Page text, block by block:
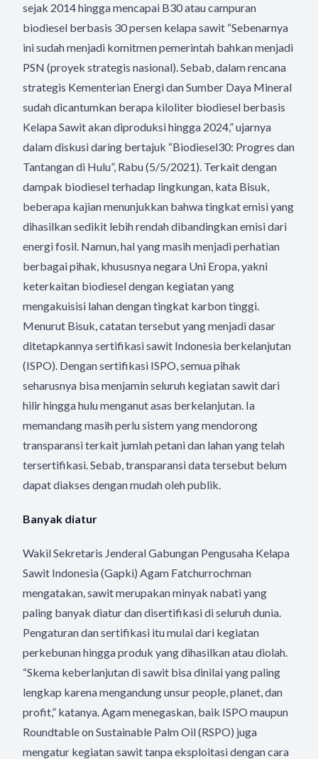
sejak 2014 hingga mencapai B30 atau campuran
biodiesel berbasis 30 persen kelapa sawit “Sebenarnya
ini sudah menjadi komitmen pemerintah bahkan menjadi
PSN (proyek strategis nasional). Sebab, dalam rencana
strategis Kementerian Energi dan Sumber Daya Mineral
sudah dicantumkan berapa kiloliter biodiesel berbasis
Kelapa Sawit akan diproduksi hingga 2024,” ujarnya
dalam diskusi daring bertajuk “Biodiesel30: Progres dan
Tantangan di Hulu”, Rabu (5/5/2021). Terkait dengan
dampak biodiesel terhadap lingkungan, kata Bisuk,
beberapa kajian menunjukkan bahwa tingkat emisi yang
dihasilkan sedikit lebih rendah dibandingkan emisi dari
energi fosil. Namun, hal yang masih menjadi perhatian
berbagai pihak, khususnya negara Uni Eropa, yakni
keterkaitan biodiesel dengan kegiatan yang
mengakuisisi lahan dengan tingkat karbon tinggi.
Menurut Bisuk, catatan tersebut yang menjadi dasar
ditetapkannya sertifikasi sawit Indonesia berkelanjutan
(ISPO). Dengan sertifikasi ISPO, semua pihak
seharusnya bisa menjamin seluruh kegiatan sawit dari
hilir hingga hulu menganut asas berkelanjutan. Ia
memandang masih perlu sistem yang mendorong
transparansi terkait jumlah petani dan lahan yang telah
tersertifikasi. Sebab, transparansi data tersebut belum
dapat diakses dengan mudah oleh publik.
Banyak diatur
Wakil Sekretaris Jenderal Gabungan Pengusaha Kelapa
Sawit Indonesia (Gapki) Agam Fatchurrochman
mengatakan, sawit merupakan minyak nabati yang
paling banyak diatur dan disertifikasi di seluruh dunia.
Pengaturan dan sertifikasi itu mulai dari kegiatan
perkebunan hingga produk yang dihasilkan atau diolah.
“Skema keberlanjutan di sawit bisa dinilai yang paling
lengkap karena mengandung unsur people, planet, dan
profit,” katanya. Agam menegaskan, baik ISPO maupun
Roundtable on Sustainable Palm Oil (RSPO) juga
mengatur kegiatan sawit tanpa eksploitasi dengan cara